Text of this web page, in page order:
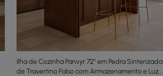
Ilha de Cozinha Panvyr 72" em Pedra Sinterizada
de Travertino Falso com Armazenamento e Luz